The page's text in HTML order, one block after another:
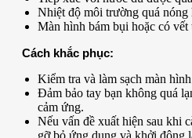
Nhiệt độ môi trường quá nóng
Màn hình bám bụi hoặc có vết
Cách khắc phục:
Kiểm tra và làm sạch màn
Đảm bảo tay bạn không quá
cảm ứng.
Nếu vấn đề xuất hiện sau khi
gỡ bỏ ứng dụng và khởi động